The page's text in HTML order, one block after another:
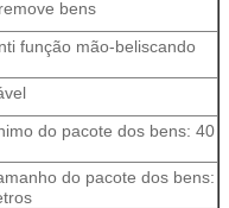
em breve!
bens
função mão-beliscando
do pacote dos bens: 40
do pacote dos bens: